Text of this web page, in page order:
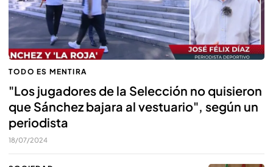
TODO ES MENTIRA
"Los jugadores de la Selección no quisieron
que Sánchez bajara al vestuario", según un
periodista
18/07/2024